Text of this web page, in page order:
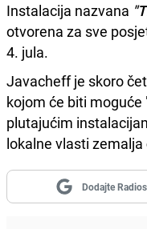
Instalacija nazvana
otvorena za sve
4. jula.
Javacheff je skoro
kojom će biti
plutajućim
lokalne vlasti zemalja
Dodajte